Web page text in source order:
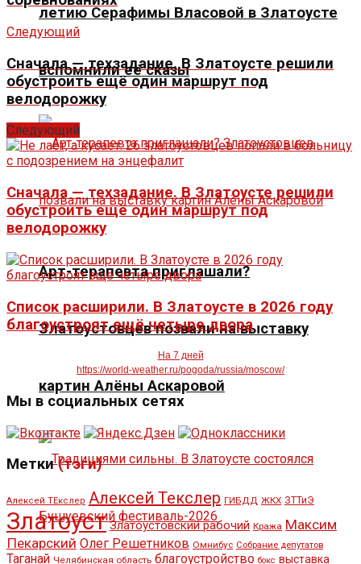
летию Серафимы Власовой в Златоусте
вспомнили её сказы
Арт-терапевта приглашали?
Златоустовцев позвали на выставку
картин Алёны Аскаровой
Следующий
Сначала — техзадание. В Златоусте решили
обустроить ещё один маршрут под
велодорожку
Следующий
Сначала — техзадание. В Златоусте решили
обустроить ещё один маршрут под
велодорожку
Список расширили. В Златоусте в 2026 году
благоустроят ещё четыре двора
На 7 дней
https://world-weather.ru/pogoda/russia/moscow/
Мы в социальных сетях
Метки(тэги)
Алексей ТЕкслер Алексей Текслер ГИБДД ЖКХ ЗТТиЭ
Златоуст Златоустовский рабочий Кража Максим
Пекарский Олег Решетников Омнибус Собрание депутатов
Таганай Челябинская область благоустройство бокс выставка